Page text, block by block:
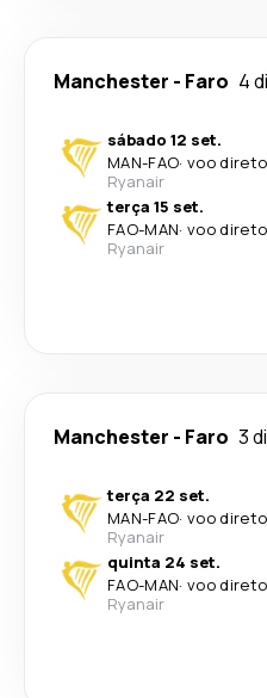
Manchester - Faro 4
sábado 12 set.
MAN-FAO· voo direto
Ryanair
terça 15 set.
FAO-MAN· voo direto
Ryanair
Manchester - Faro 3
terça 22 set.
MAN-FAO· voo direto
Ryanair
quinta 24 set.
FAO-MAN· voo direto
Ryanair